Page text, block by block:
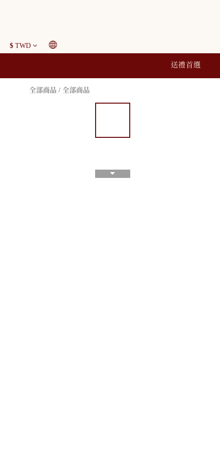
$ TWD
送禮首選
全部商品 / 全部商品